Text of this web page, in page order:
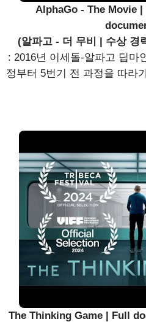
AlphaGo - The Movie
(알파고 - 더 무비 | 수상 경
: 2016년 이세돌-알파고 딥마
정부터 5번기 전 과정을 따라
The Thinking Game | Full